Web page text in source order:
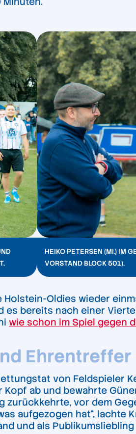
HEIKO PETERSEN (MI.) IM
VORSTAND BLOCK 501).
Holstein-Oldies wieder
es bereits nach einer
wie schon im Spiel gegen
Ehrentreffer
von Feldspieler
ab und bewahrte
vor dem
aufgezogen hat“, lachte
und als